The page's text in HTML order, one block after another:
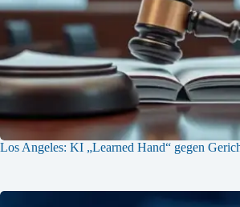
Los Angeles: KI „Learned Hand“ gegen